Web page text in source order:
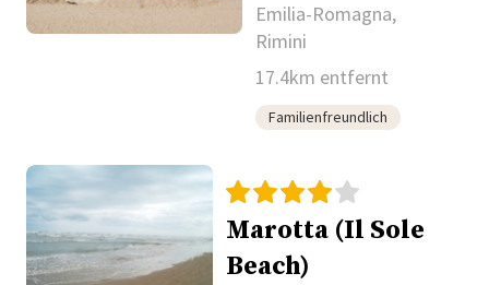
Emilia-Romagna,
Rimini
17.4km entfernt
Familienfreundlich
Marotta (Il Sole
Beach)